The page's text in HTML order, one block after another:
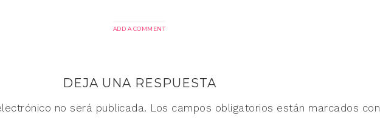
ADD A COMMENT
DEJA UNA RESPUESTA
no será publicada. Los campos obligatorios están marcados con